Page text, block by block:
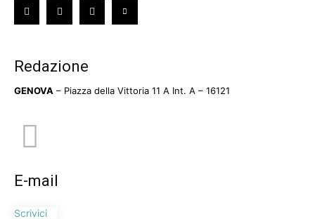
Redazione
GENOVA – Piazza della Vittoria 11 A Int. A – 16121
E-mail
Scrivici